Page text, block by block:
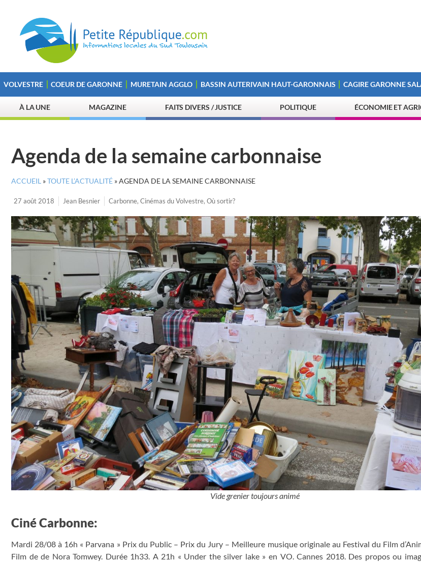
VOLVESTRE COEUR DE GARONNE MURETAIN AGGLO BASSIN AUTERIVAIN HAUT-GARONNAIS CAGIRE GARONNE
À LA UNE MAGAZINE FAITS DIVERS / JUSTICE POLITIQUE ÉCONOMIE ET
Agenda de la semaine carbonnaise
ACCUEIL »TOUTE L’ACTUALITÉ »AGENDA DE LA SEMAINE CARBONNAISE
27 août 2018 Jean Besnier Carbonne, Cinémas du Volvestre, Où sortir?
Vide grenier toujours animé
Ciné Carbonne:
Mardi 28/08 à 16h « Parvana » Prix du Public – Prix du Jury – Meilleure musique originale au Festival du Film
Film de de Nora Tomwey. Durée 1h33. A 21h « Under the silver lake » en VO. Cannes 2018. Des propos ou